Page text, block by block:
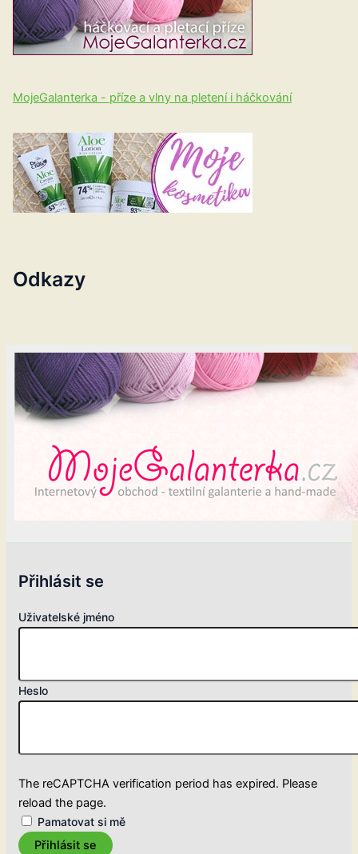
MojeGalanterka - příze a vlny na pletení i háčkování
Odkazy
Přihlásit se
Uživatelské jméno
Heslo
The reCAPTCHA verification period has expired. Please
reload the page.
Pamatovat si mě
Přihlásit se